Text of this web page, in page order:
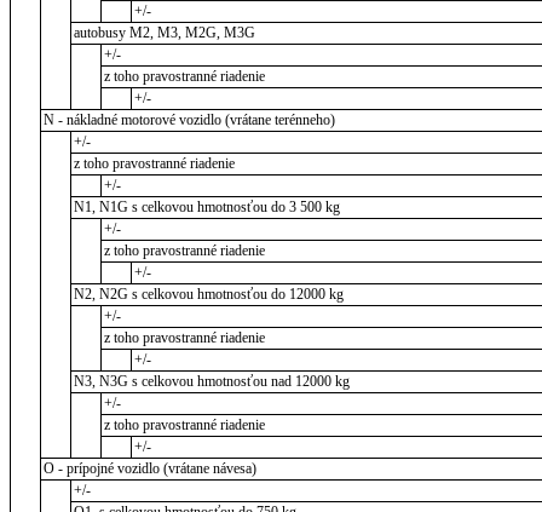
+/-
autobusy M2, M3, M2G, M3G
+/-
z toho pravostranné riadenie
+/-
N - nákladné motorové vozidlo (vrátane terénneho)
+/-
z toho pravostranné riadenie
+/-
N1, N1G s celkovou hmotnosťou do 3 500 kg
+/-
z toho pravostranné riadenie
+/-
N2, N2G s celkovou hmotnosťou do 12000 kg
+/-
z toho pravostranné riadenie
+/-
N3, N3G s celkovou hmotnosťou nad 12000 kg
+/-
z toho pravostranné riadenie
+/-
O - prípojné vozidlo (vrátane návesa)
+/-